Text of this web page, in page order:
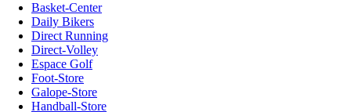
Basket-Center
Daily Bikers
Direct Running
Direct-Volley
Espace Golf
Foot-Store
Galope-Store
Handball-Store